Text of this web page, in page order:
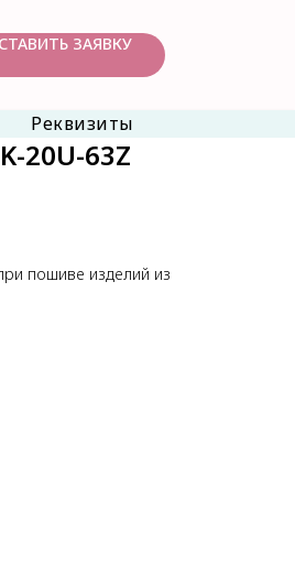
ЗАЯВКУ
Реквизиты
20U-63Z
пошиве изделий из